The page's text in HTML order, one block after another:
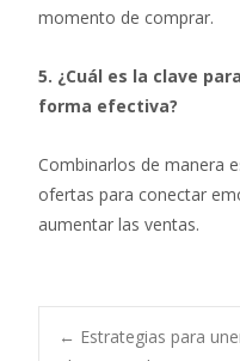
momento de comprar.
5. ¿Cuál es la clave
forma efectiva?
Combinarlos de manera
ofertas para conectar
aumentar las ventas.
← Estrategias para